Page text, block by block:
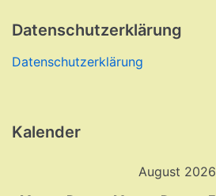
Datenschutzerklärung
Datenschutzerklärung
Kalender
August 2026